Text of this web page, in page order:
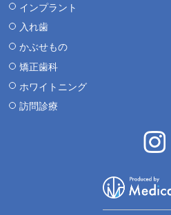
インプラント
入れ歯
かぶせもの
矯正歯科
ホワイトニング
訪問診療